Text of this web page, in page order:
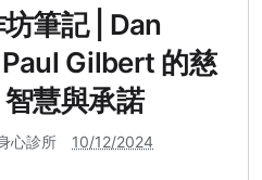
筆記 | Dan
Gilbert 的慈
慧與承諾
心診所 10/12/2024